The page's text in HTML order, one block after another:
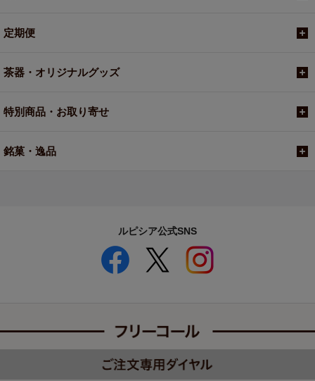
定期便
茶器・オリジナルグッズ
特別商品・お取り寄せ
銘菓・逸品
ルピシア公式SNS